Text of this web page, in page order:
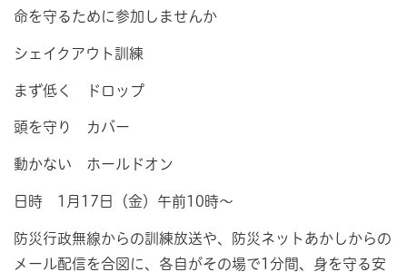
命を守るために参加しませんか
シェイクアウト訓練
まず低く ドロップ
頭を守り カバー
動かない ホールドオン
日時 1月17日（金）午前10時～
防災行政無線からの訓練放送や、防災ネットあかしからの
メール配信を合図に、各自がその場で1分間、身を守る安